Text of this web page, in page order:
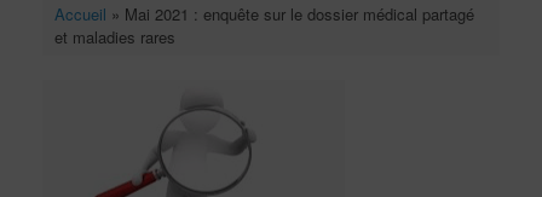
Accueil » Mai 2021 : enquête sur le dossier médical partagé
et maladies rares